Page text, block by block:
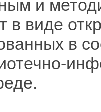
и
в виде
в